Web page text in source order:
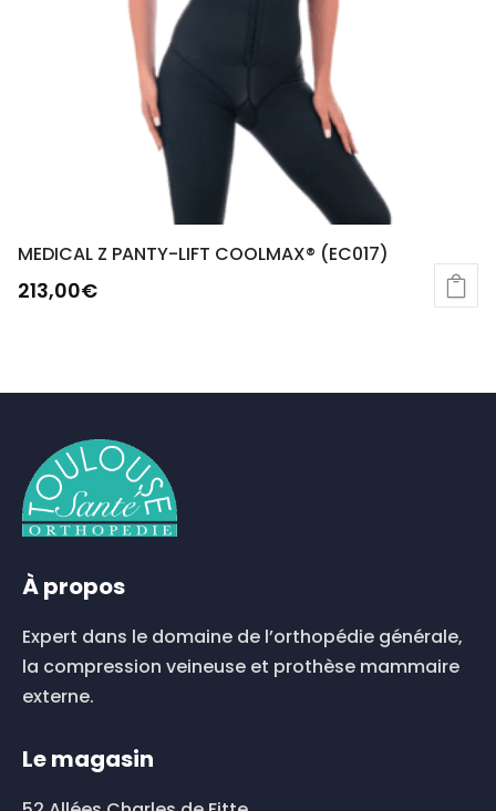
MEDICAL Z PANTY-LIFT COOLMAX® (EC017)
213,00€
À propos
Expert dans le domaine de l’orthopédie générale,
la compression veineuse et prothèse mammaire
externe.
Le magasin